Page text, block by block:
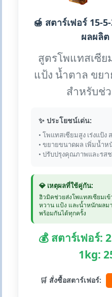
🍯 สตาร์เฟอร์ 15-
ผลผลิต
สูตรโพแทสเซีย
แป้ง น้ำตาล ขย
สำหรับช่ว
✨ ประโยชน์เด่น:
• โพแทสเซียมสูง เร่งแป้ง
• ขยายขนาดผล เพิ่มน้ำห
• ปรับปรุงคุณภาพและรส
💎 เหตุผลที่ใช้คู่กัน:
ฮิวมิคช่วยส่งโพแทสเซียมเ
หวาน แป้ง และน้ำหนักผลม
พร้อมกันได้ทุกครั้ง
💰 สตาร์เฟอร์:
1kg:
🛒 สั่งซื้อสตาร์เฟอร์: